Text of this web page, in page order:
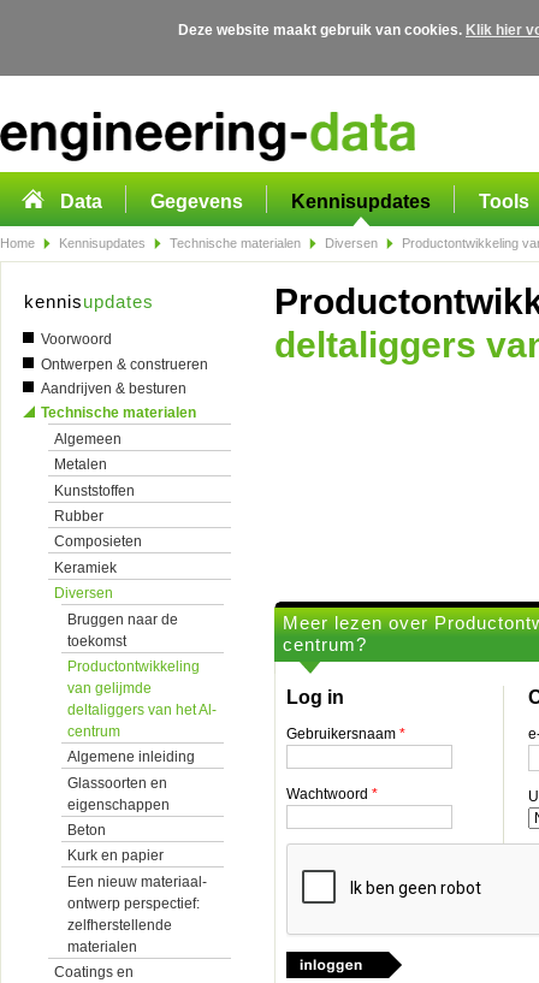
Deze website maakt gebruik van cookies. Klik hier
Data Gegevens Kennisupdates Tools
Home Kennisupdates Technische materialen Diversen Productontwikkeling
kennisupdates
Voorwoord
Ontwerpen & construeren
Aandrijven & besturen
Technische materialen
Algemeen
Metalen
Kunststoffen
Rubber
Composieten
Keramiek
Diversen
Bruggen naar de
toekomst
Productontwikkeling
van gelijmde
deltaliggers van het Al-
centrum
Algemene inleiding
Glassoorten en
eigenschappen
Beton
Kurk en papier
Een nieuw materiaal-
ontwerp perspectief:
zelfherstellende
materialen
Coatings en
deltaliggers
Meer lezen over
centrum?
Log in
Gebruikersnaam *
Wachtwoord *